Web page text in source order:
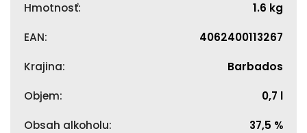
Hmotnosť: 1.6 kg
EAN: 4062400113267
Krajina: Barbados
Objem: 0,7 l
Obsah alkoholu: 37,5 %